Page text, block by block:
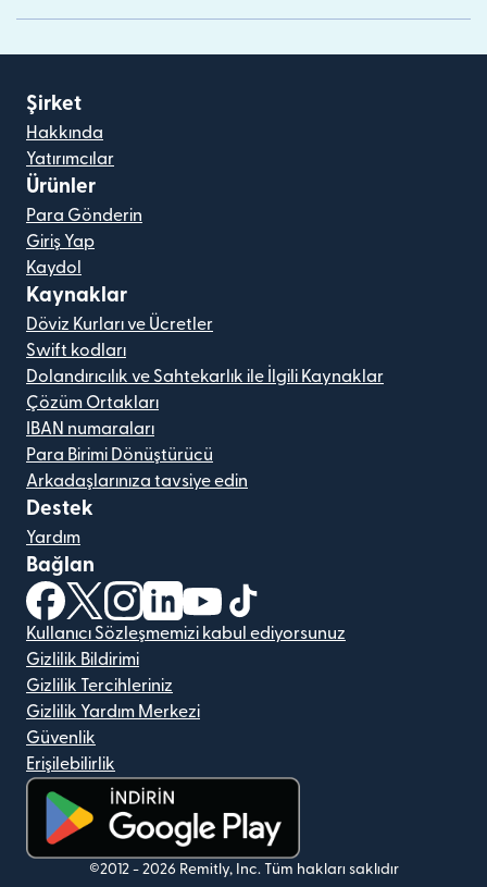
Şirket
Hakkında
Yatırımcılar
Ürünler
Para Gönderin
Giriş Yap
Kaydol
Kaynaklar
Döviz Kurları ve Ücretler
Swift kodları
Dolandırıcılık ve Sahtekarlık ile İlgili Kaynaklar
Çözüm Ortakları
IBAN numaraları
Para Birimi Dönüştürücü
Arkadaşlarınıza tavsiye edin
Destek
Yardım
Bağlan
(yeni pencerede açılır)
(yeni pencerede açılır)
(yeni pencerede açılır)
(yeni pencerede açılır)
(yeni pencerede açılır)
Kullanıcı Sözleşmemizi kabul ediyorsunuz
Gizlilik Bildirimi
Gizlilik Tercihleriniz
Gizlilik Yardım Merkezi
Güvenlik
Erişilebilirlik
(yeni pencerede açılır)
©2012 - 2026 Remitly, Inc. Tüm hakları saklıdır